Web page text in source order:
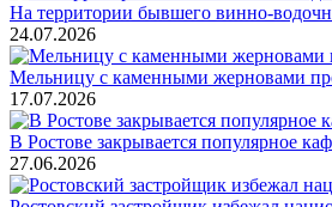
На территории бывшего винно-
24.07.2026
Мельницу с каменными жерновами
17.07.2026
В Ростове закрывается популярное
27.06.2026